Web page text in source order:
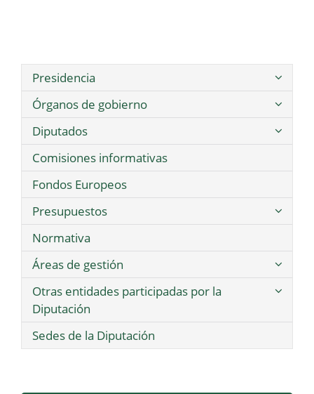
Presidencia
Órganos de gobierno
Diputados
Comisiones informativas
Fondos Europeos
Presupuestos
Normativa
Áreas de gestión
Otras entidades participadas por la
Diputación
Sedes de la Diputación